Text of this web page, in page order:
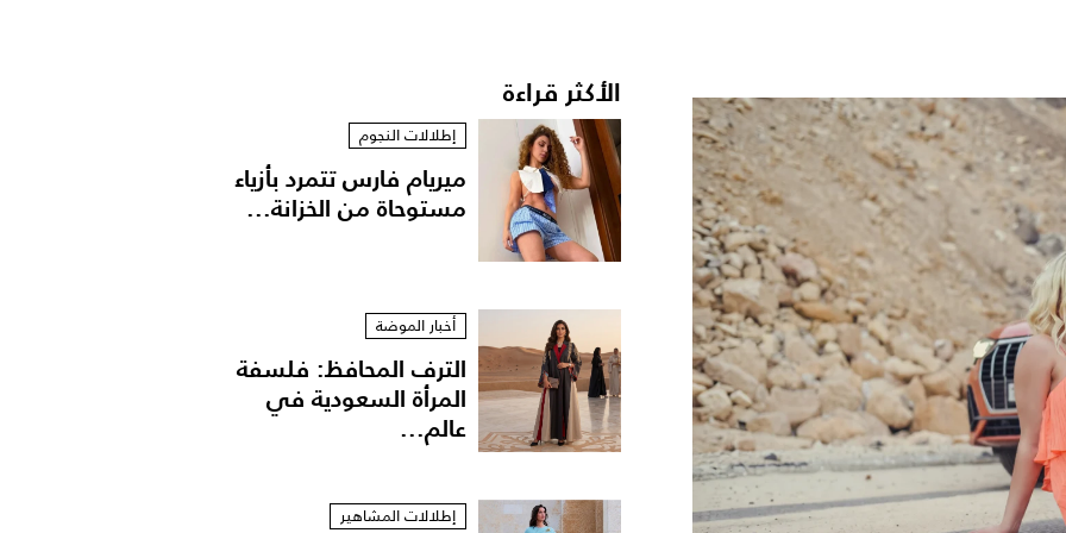
الأكثر قراءة
إطلالات النجوم
ميريام فارس تتمرد بأزياء
مستوحاة من الخزانة...
أخبار الموضة
الترف المحافظ: فلسفة
المرأة السعودية في
عالم...
إطلالات المشاهير